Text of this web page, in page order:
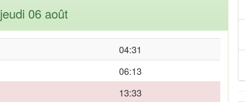
jeudi 06 août
04:31
06:13
13:33